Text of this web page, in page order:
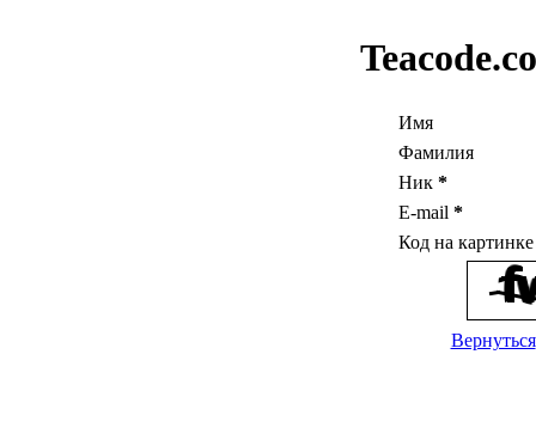
Имя
Фамилия
Ник *
E-mail *
Код на
Вернуться